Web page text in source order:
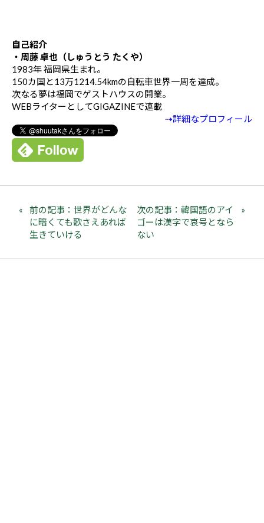
自己紹介
・周藤 卓也（しゅうとう たくや）
1983年 福岡県生まれ。
150カ国と13万1214.54kmの自転車世界一周を達成。
次なる夢は福岡でゲストハウスの開業。
WEBライターとしてGIGAZINEで連載
⇢詳細なプロフィール
前の記事：世界がどんな
に暗くても歌さえあれば
生きていける
次の記事：韓国語のアイ
ゴーは漢字で哀号となら
ない